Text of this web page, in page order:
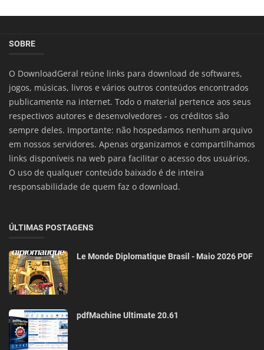
SOBRE
O DownloadGeral reúne links para download de softwares,
jogos, músicas, livros e vários outros conteúdos encontrados
publicamente na internet. Todo o material pertence aos seus
respectivos autores e desenvolvedores - os créditos são
sempre deles. Importante: não hospedamos nenhum arquivo
em nossos servidores. Apenas organizamos e compartilhamos
links disponíveis na web para facilitar o acesso dos usuários.
O uso de qualquer conteúdo baixado é de inteira
responsabilidade de quem faz o download.
ÚLTIMAS POSTAGENS
Le Monde Diplomatique Brasil - Maio 2026 PDF
pdfMachine Ultimate 20.61